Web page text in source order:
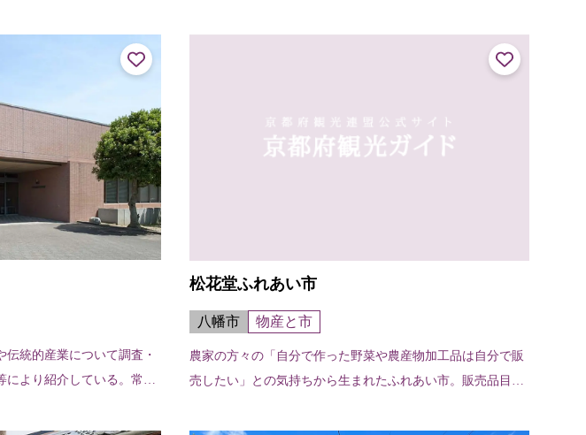
身近でプロの技を見ていただき、創...
統的産業について調査・
により紹介している。常設
松花堂ふれあい市
八幡市 物産と市
農家の方々の「自分で作った野菜や農産物加工品は自分で販
売したい」との気持ちから生まれたふれあい市。販売品目
ど。また4月～5月初旬には筍も並ぶ。